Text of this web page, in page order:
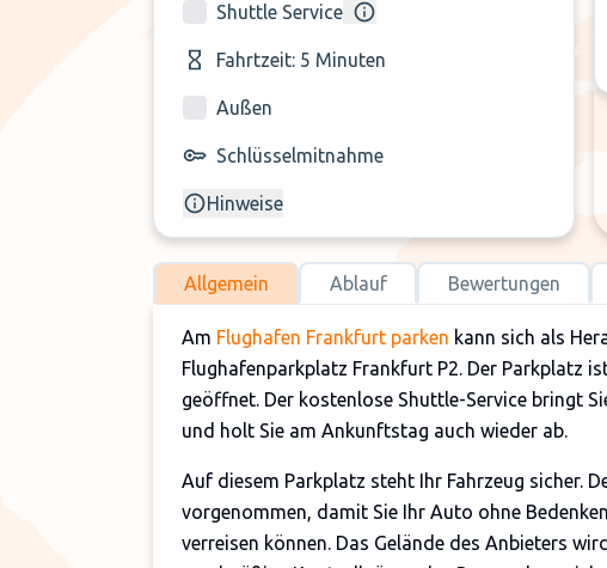
Shuttle Service
Fahrtzeit: 5 Minuten
Außen
Schlüsselmitnahme
Hinweise
Allgemein Ablauf Bewertungen
Am Flughafen Frankfurt parken kann sich als
Flughafenparkplatz Frankfurt P2. Der Parkplatz
geöffnet. Der kostenlose Shuttle-Service bringt
und holt Sie am Ankunftstag auch wieder ab.
Auf diesem Parkplatz steht Ihr Fahrzeug sicher.
vorgenommen, damit Sie Ihr Auto ohne
verreisen können. Das Gelände des Anbieters